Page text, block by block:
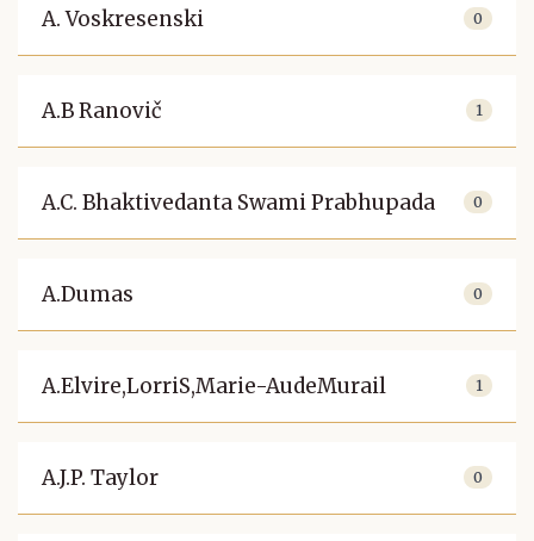
A. Voskresenski 0
A.B Ranovič 1
A.C. Bhaktivedanta Swami Prabhupada 0
A.Dumas 0
A.Elvire,LorriS,Marie-AudeMurail 1
A.J.P. Taylor 0